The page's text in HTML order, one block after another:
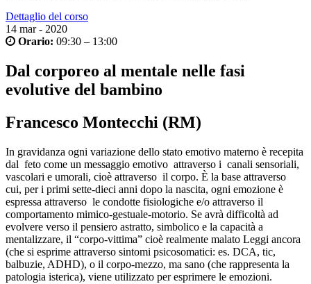
Dettaglio del corso
14 mar - 2020
Orario: 09:30 – 13:00
Dal corporeo al mentale nelle fasi
evolutive del bambino
Francesco Montecchi (RM)
In gravidanza ogni variazione dello stato emotivo materno è recepita
dal feto come un messaggio emotivo attraverso i canali sensoriali,
vascolari e umorali, cioè attraverso il corpo. È la base attraverso
cui, per i primi sette-dieci anni dopo la nascita, ogni emozione è
espressa attraverso le condotte fisiologiche e/o attraverso il
comportamento mimico-gestuale-motorio. Se avrà difficoltà ad
evolvere verso il pensiero astratto, simbolico e la capacità a
mentalizzare, il “corpo-vittima” cioè realmente malato Leggi ancora
(che si esprime attraverso sintomi psicosomatici: es. DCA, tic,
balbuzie, ADHD), o il corpo-mezzo, ma sano (che rappresenta la
patologia isterica), viene utilizzato per esprimere le emozioni.